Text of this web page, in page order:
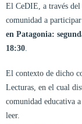
El CeDIE, a través
comunidad a
en Patagonia:
18:30.
El contexto de dicho
Lecturas, en el cual
comunidad educativa
leer.